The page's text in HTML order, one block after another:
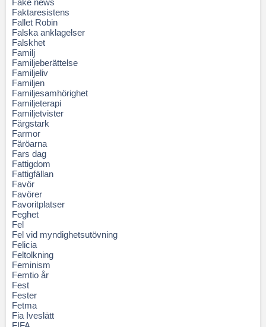
Fake news
Faktaresistens
Fallet Robin
Falska anklagelser
Falskhet
Familj
Familjeberättelse
Familjeliv
Familjen
Familjesamhörighet
Familjeterapi
Familjetvister
Färgstark
Farmor
Färöarna
Fars dag
Fattigdom
Fattigfällan
Favör
Favörer
Favoritplatser
Feghet
Fel
Fel vid myndighetsutövning
Felicia
Feltolkning
Feminism
Femtio år
Fest
Fester
Fetma
Fia Iveslätt